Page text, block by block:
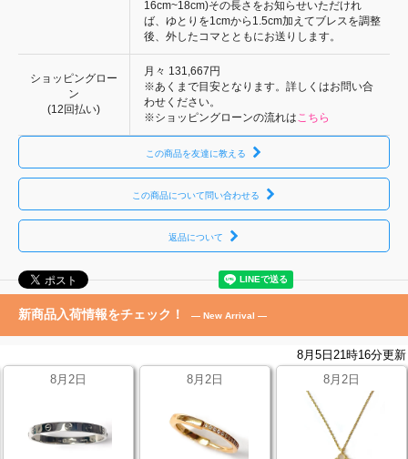
16cm~18cm)その長さをお知らせいただけれ
ば、ゆとりを1cmから1.5cm加えてブレスを調整
後、外したコマとともにお送りします。
ショッピングロー
ン
(12回払い)
月々 131,667円
※あくまで目安となります。詳しくはお問い合
わせください。
※ショッピングローンの流れはこちら
この商品を友達に教える
この商品について問い合わせる
返品について
新商品入荷情報をチェック！ — New Arrival —